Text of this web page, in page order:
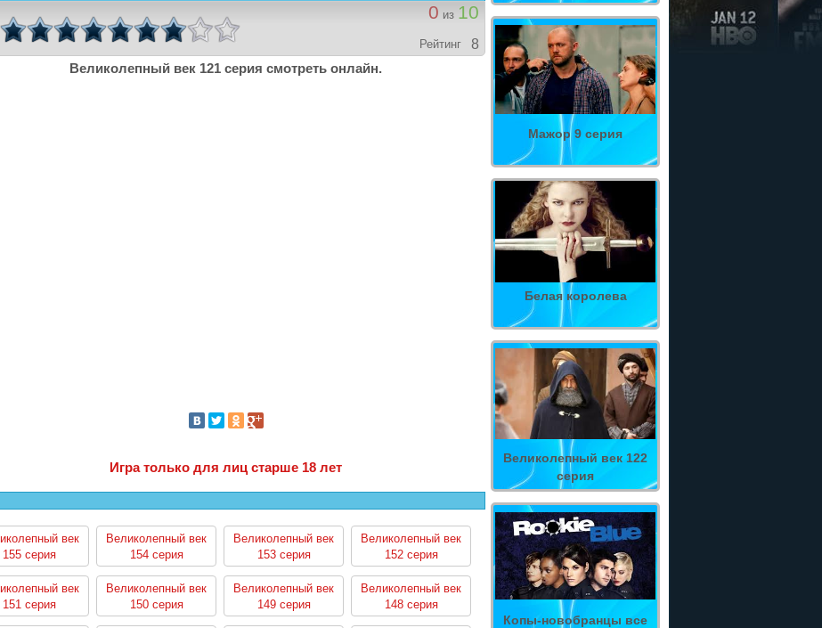
Мажор 9 серия
Белая королева
Великолепный век 122
серия
Копы-новобранцы все
0 из 10
Рейтинг
8
Великолепный век 121 серия смотреть онлайн.
Игра только для лиц старше 18 лет
век
155 серия
Великолепный век
154 серия
Великолепный век
153 серия
Великолепный век
152 серия
век
151 серия
Великолепный век
150 серия
Великолепный век
149 серия
Великолепный век
148 серия